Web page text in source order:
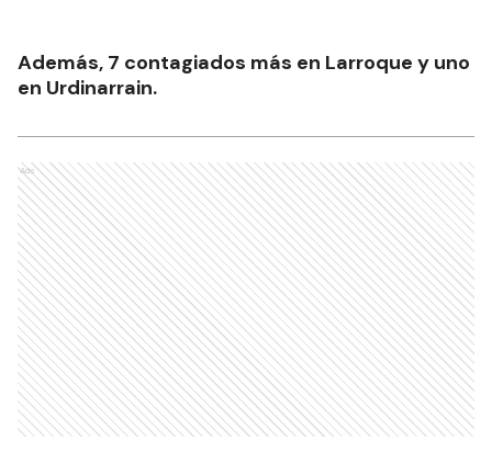
Además, 7 contagiados más en Larroque y uno
en Urdinarrain.
Ads